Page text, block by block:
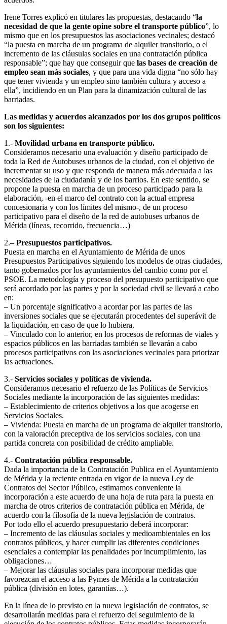
Irene Torres explicó en titulares las propuestas, destacando “la
necesidad de que la gente opine sobre el transporte público”, lo
mismo que en los presupuestos las asociaciones vecinales; destacó
“la puesta en marcha de un programa de alquiler transitorio, o el
incremento de las cláusulas sociales en una contratación pública
responsable”; que hay que conseguir que las bases de creación de
empleo sean más sociales, y que para una vida digna “no sólo hay
que tener vivienda y un empleo sino también cultura y acceso a
ella”, incidiendo en un Plan para la dinamización cultural de las
barriadas.
Las medidas y acuerdos alcanzados por los dos grupos políticos
son los siguientes:
1.- Movilidad urbana en transporte público.
Consideramos necesario una evaluación y diseño participado de
toda la Red de Autobuses urbanos de la ciudad, con el objetivo de
incrementar su uso y que responda de manera más adecuada a las
necesidades de la ciudadanía y de los barrios. En este sentido, se
propone la puesta en marcha de un proceso participado para la
elaboración, -en el marco del contrato con la actual empresa
concesionaria y con los límites del mismo-, de un proceso
participativo para el diseño de la red de autobuses urbanos de
Mérida (líneas, recorrido, frecuencia…)
2.– Presupuestos participativos.
Puesta en marcha en el Ayuntamiento de Mérida de unos
Presupuestos Participativos siguiendo los modelos de otras ciudades,
tanto gobernados por los ayuntamientos del cambio como por el
PSOE. La metodología y proceso del presupuesto participativo que
será acordado por las partes y por la sociedad civil se llevará a cabo
en:
– Un porcentaje significativo a acordar por las partes de las
inversiones sociales que se ejecutarán procedentes del superávit de
la liquidación, en caso de que lo hubiera.
– Vinculado con lo anterior, en los procesos de reformas de viales y
espacios públicos en las barriadas también se llevarán a cabo
procesos participativos con las asociaciones vecinales para priorizar
las actuaciones.
3.- Servicios sociales y políticas de vivienda.
Consideramos necesario el refuerzo de las Políticas de Servicios
Sociales mediante la incorporación de las siguientes medidas:
– Establecimiento de criterios objetivos a los que acogerse en
Servicios Sociales.
– Vivienda: Puesta en marcha de un programa de alquiler transitorio,
con la valoración preceptiva de los servicios sociales, con una
partida concreta con posibilidad de crédito ampliable.
4.- Contratación pública responsable.
Dada la importancia de la Contratación Publica en el Ayuntamiento
de Mérida y la reciente entrada en vigor de la nueva Ley de
Contratos del Sector Público, estimamos conveniente la
incorporación a este acuerdo de una hoja de ruta para la puesta en
marcha de otros criterios de contratación pública en Mérida, de
acuerdo con la filosofía de la nueva legislación de contratos.
Por todo ello el acuerdo presupuestario deberá incorporar:
– Incremento de las cláusulas sociales y medioambientales en los
contratos públicos, y hacer cumplir las diferentes condiciones
esenciales a contemplar las penalidades por incumplimiento, las
obligaciones…
– Mejorar las cláusulas sociales para incorporar medidas que
favorezcan el acceso a las Pymes de Mérida a la contratación
pública (división en lotes, garantías…).
En la línea de lo previsto en la nueva legislación de contratos, se
desarrollarán medidas para el refuerzo del seguimiento de la